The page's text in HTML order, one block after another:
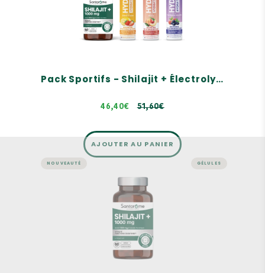
Pack Sportifs - Shilajit + Électrolytes
46,40€ 51,60€
Vitalité, Fonction Cognitives
Hydratation + Énergie, Arômes 100% naturels
AJOUTER AU PANIER
NOUVEAUTÉ GÉLULES
MICRONUTRITION
Shilajit + 1000 mg - 60 gélules
Fonction Cognitives